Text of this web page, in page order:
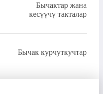
Бычактар ​​жана
кесүүчү такталар
Бычак курчуткучтар